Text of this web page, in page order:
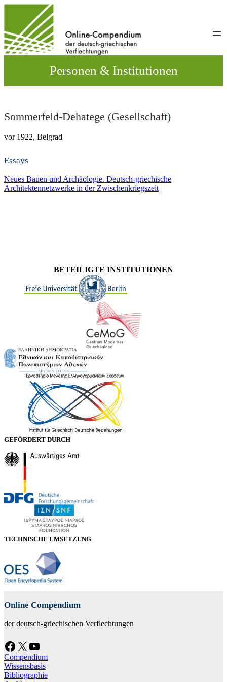
wechseln
Personen & Institutionen
Sommerfeld-Dehatege (Gesellschaft)
vor 1922, Belgrad
Essays
Neues Bauen und Archäologie. Deutsch-griechische
Architektennetzwerke in der Zwischenkriegszeit
BETEILIGTE INSTITUTIONEN
GEFÖRDERT DURCH
TECHNISCHE UMSETZUNG
Online Compendium
der deutsch-griechischen Verflechtungen
Facebook X YouTube
Compendium
Wissensbasis
Bibliographie